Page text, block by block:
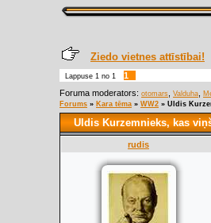
Ziedo vietnes attīstībai!
Lappuse 1 no 1
1
Foruma moderators: otomars Valduha
Forums » Kara tēma » WW2 » Uldis
Uldis Kurzemnieks, kas
rudis